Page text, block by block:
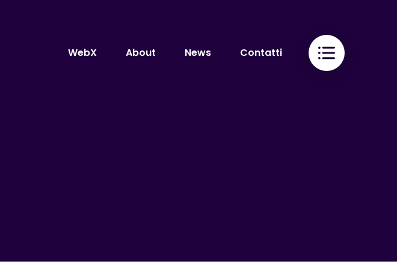
WebX About News Contatti